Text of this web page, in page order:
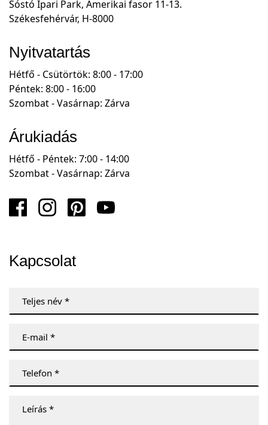
Sóstó Ipari Park, Amerikai fasor 11-13.
Székesfehérvár, H-8000
Nyitvatartás
Hétfő - Csütörtök: 8:00 - 17:00
Péntek: 8:00 - 16:00
Szombat - Vasárnap: Zárva
Árukiadás
Hétfő - Péntek: 7:00 - 14:00
Szombat - Vasárnap: Zárva
Kapcsolat